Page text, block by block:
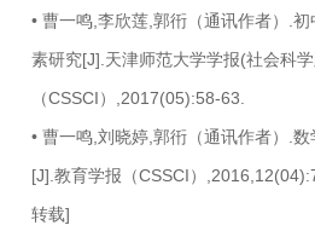
• 曹一鸣,李欣莲,郭衎（通讯作者）.
素研究[J].天津师范大学学报(社会科
（CSSCI）,2017(05):58-63.
• 曹一鸣,刘晓婷,郭衎（通讯作者）.
[J].教育学报（CSSCI）
转载]